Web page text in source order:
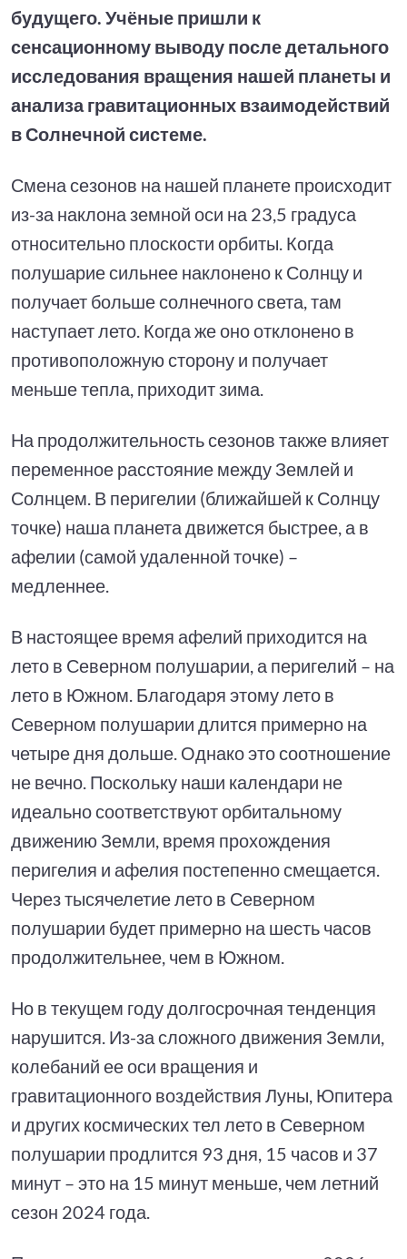
будущего. Учёные пришли к
сенсационному выводу после детального
исследования вращения нашей планеты и
анализа гравитационных взаимодействий
в Солнечной системе.
Смена сезонов на нашей планете происходит
из-за наклона земной оси на 23,5 градуса
относительно плоскости орбиты. Когда
полушарие сильнее наклонено к Солнцу и
получает больше солнечного света, там
наступает лето. Когда же оно отклонено в
противоположную сторону и получает
меньше тепла, приходит зима.
На продолжительность сезонов также влияет
переменное расстояние между Землей и
Солнцем. В перигелии (ближайшей к Солнцу
точке) наша планета движется быстрее, а в
афелии (самой удаленной точке) –
медленнее.
В настоящее время афелий приходится на
лето в Северном полушарии, а перигелий – на
лето в Южном. Благодаря этому лето в
Северном полушарии длится примерно на
четыре дня дольше. Однако это соотношение
не вечно. Поскольку наши календари не
идеально соответствуют орбитальному
движению Земли, время прохождения
перигелия и афелия постепенно смещается.
Через тысячелетие лето в Северном
полушарии будет примерно на шесть часов
продолжительнее, чем в Южном.
Но в текущем году долгосрочная тенденция
нарушится. Из-за сложного движения Земли,
колебаний ее оси вращения и
гравитационного воздействия Луны, Юпитера
и других космических тел лето в Северном
полушарии продлится 93 дня, 15 часов и 37
минут – это на 15 минут меньше, чем летний
сезон 2024 года.